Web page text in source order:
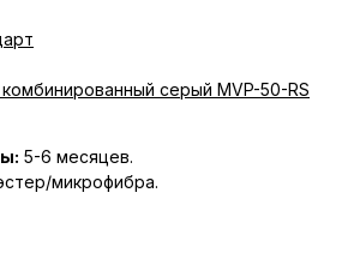
серый MVP-50-RS
5-6 месяцев.
микрофибра.